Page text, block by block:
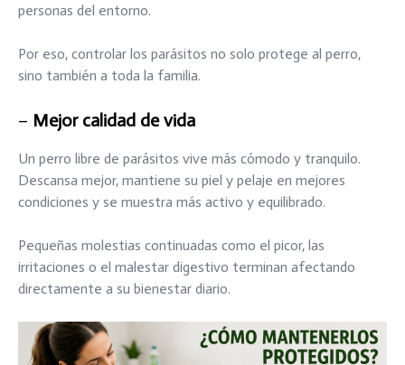
personas del entorno.
Por eso, controlar los parásitos no solo protege al perro,
sino también a toda la familia.
– Mejor calidad de vida
Un perro libre de parásitos vive más cómodo y tranquilo.
Descansa mejor, mantiene su piel y pelaje en mejores
condiciones y se muestra más activo y equilibrado.
Pequeñas molestias continuadas como el picor, las
irritaciones o el malestar digestivo terminan afectando
directamente a su bienestar diario.